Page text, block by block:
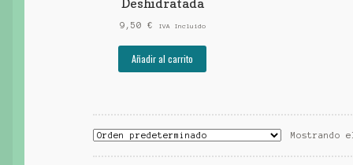
Deshidratada
9,50 € IVA Incluido
Añadir al carrito
Mostrando